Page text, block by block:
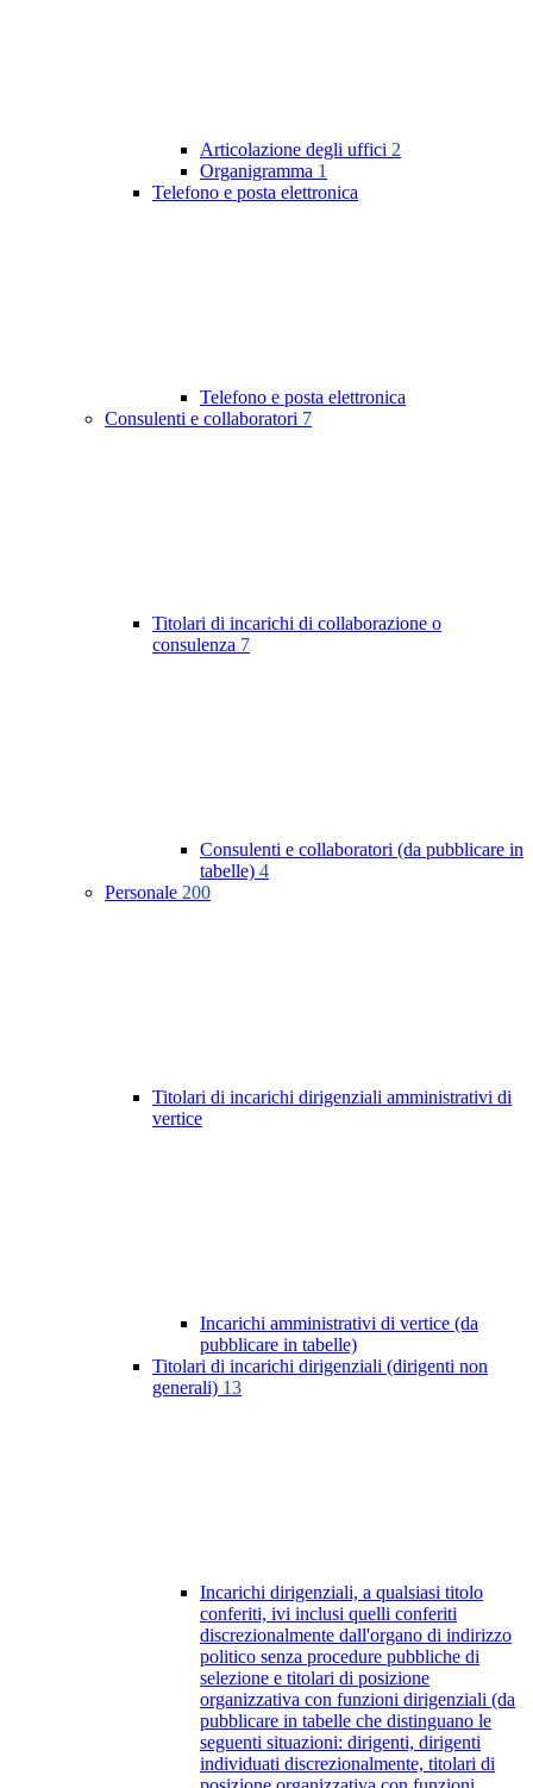
Articolazione degli uffici 2
Organigramma 1
Telefono e posta elettronica
Telefono e posta elettronica
Consulenti e collaboratori 7
Titolari di incarichi di collaborazione o
consulenza 7
Consulenti e collaboratori (da pubblicare in
tabelle) 4
Personale 200
Titolari di incarichi dirigenziali amministrativi di
vertice
Incarichi amministrativi di vertice (da
pubblicare in tabelle)
Titolari di incarichi dirigenziali (dirigenti non
generali) 13
Incarichi dirigenziali, a qualsiasi titolo
conferiti, ivi inclusi quelli conferiti
discrezionalmente dall'organo di indirizzo
politico senza procedure pubbliche di
selezione e titolari di posizione
organizzativa con funzioni dirigenziali (da
pubblicare in tabelle che distinguano le
seguenti situazioni: dirigenti, dirigenti
individuati discrezionalmente, titolari di